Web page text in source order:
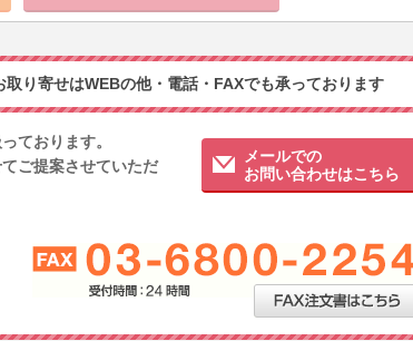
り寄せはWEBの他・電話・FAXでも承っております
ております。
ご提案させていただ
メールでの
お問い合わせはこちら